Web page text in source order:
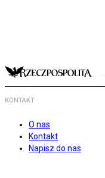
KONTAKT
O nas
Kontakt
Napisz do nas